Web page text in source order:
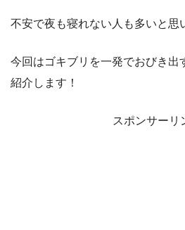
不安で夜も寝れない人も多いと思
今回はゴキブリを一発でおびき出
紹介します！
スポンサーリ